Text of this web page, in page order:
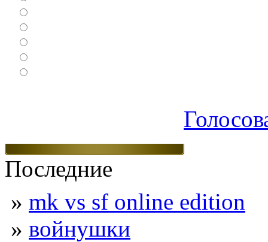
Последние
» mk vs sf online edition
» войнушки